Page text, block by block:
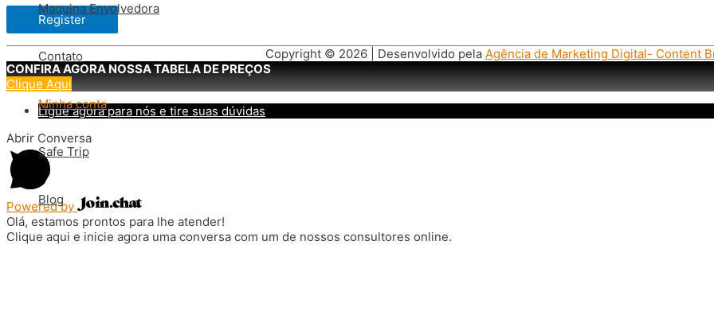
Maquina Envolvedora
Contato
Minha conta
Safe Trip
Blog
Register
Copyright © 2026 | Desenvolvido pela Agência de Marketing Digital- Content
CONFIRA AGORA NOSSA TABELA DE PREÇOS
Clique Aqui
Ligue agora para nós e tire suas dúvidas
Abrir Conversa
Powered by
Olá, estamos prontos para lhe atender!
Clique aqui e inicie agora uma conversa com um de nossos consultores online.